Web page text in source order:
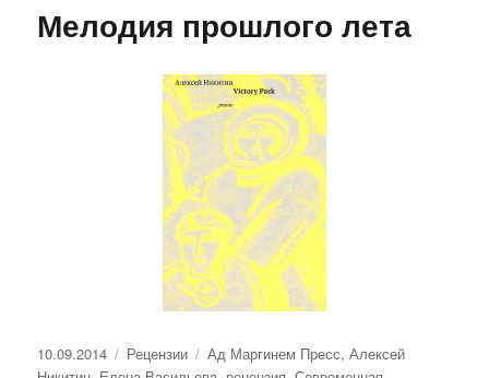
Мелодия прошлого лета
Опубликовано
10.09.2014 Рубрики
Рецензии Метки
Ад Маргинем Пресс,Алексей